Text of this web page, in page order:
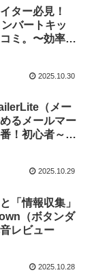
ター必見！
バートキッ
ミ。〜効率的
2025.10.30
（メー
るメールマー
！初心者～事
2025.10.29
「情報収集」
（ボタンダ
レビュー
2025.10.28